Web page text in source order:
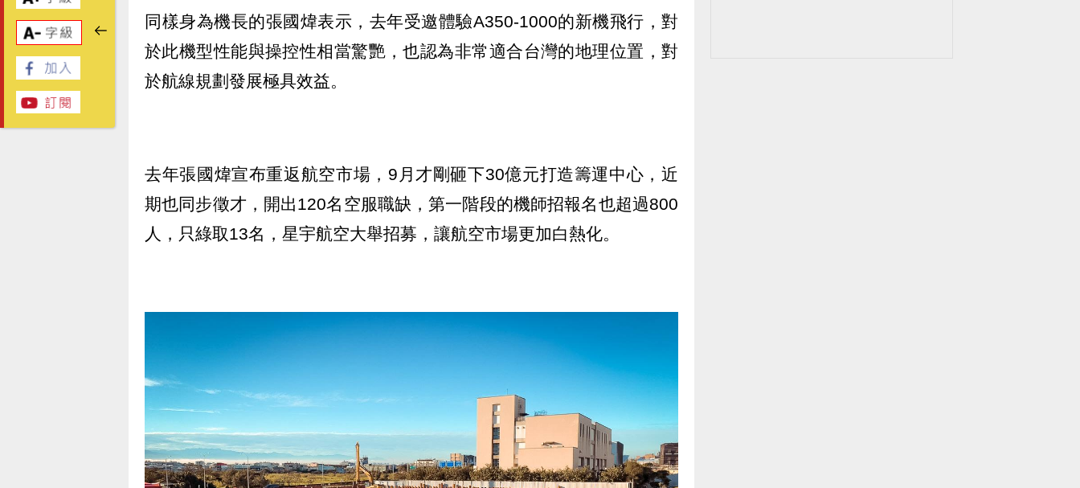
同樣身為機長的張國煒表示，去年受邀體驗A350-1000的新機飛行，對
於此機型性能與操控性相當驚艷，也認為非常適合台灣的地理位置，對
於航線規劃發展極具效益。
去年張國煒宣布重返航空市場，9月才剛砸下30億元打造籌運中心，近
期也同步徵才，開出120名空服職缺，第一階段的機師招報名也超過800
人，只綠取13名，星宇航空大舉招募，讓航空市場更加白熱化。